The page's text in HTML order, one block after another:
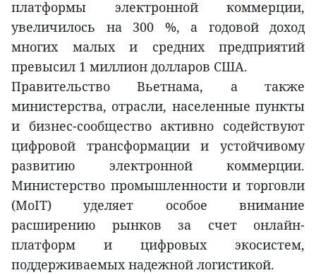
платформы электронной коммерции,
увеличилось на 300 %, а годовой доход
многих малых и средних предприятий
превысил 1 миллион долларов США.
Правительство Вьетнама, а также
министерства, отрасли, населенные пункты
и бизнес-сообщество активно содействуют
цифровой трансформации и устойчивому
развитию электронной коммерции.
Министерство промышленности и торговли
(MoIT) уделяет особое внимание
расширению рынков за счет онлайн-
платформ и цифровых экосистем,
поддерживаемых надежной логистикой.